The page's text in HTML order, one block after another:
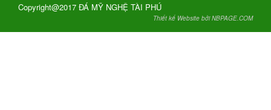
Copyright@2017 ĐÁ MỸ NGHỆ TÀI PHÚ
Thiết kế Website bởi NBPAGE.COM